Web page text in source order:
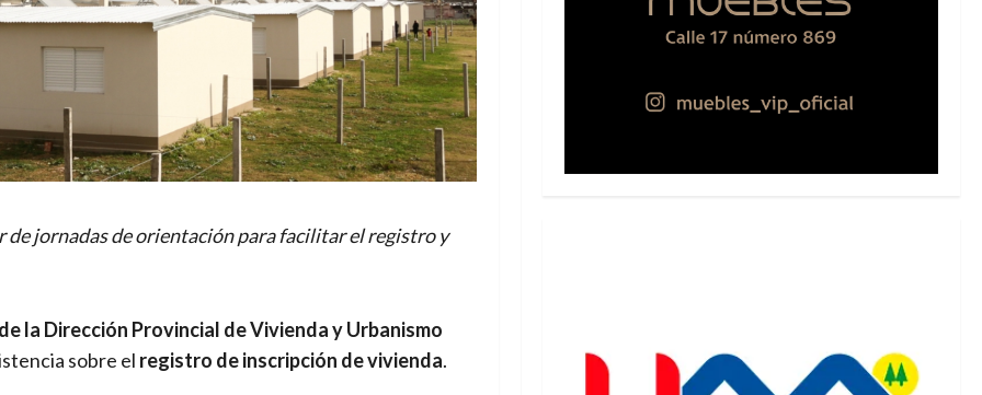
jornadas de orientación para facilitar el registro y
la Dirección Provincial de Vivienda y Urbanismo
sobre el registro de inscripción de vivienda.